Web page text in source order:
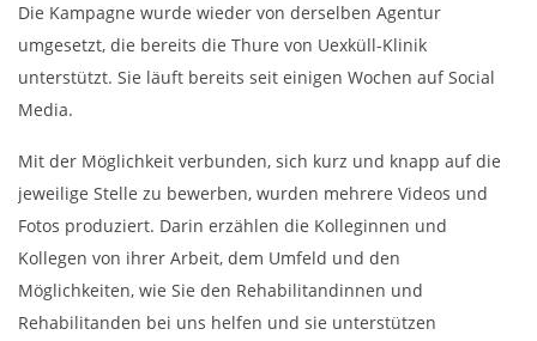
Die Kampagne wurde wieder von derselben Agentur
umgesetzt, die bereits die Thure von Uexküll-Klinik
unterstützt. Sie läuft bereits seit einigen Wochen auf Social
Media.
Mit der Möglichkeit verbunden, sich kurz und knapp auf die
jeweilige Stelle zu bewerben, wurden mehrere Videos und
Fotos produziert. Darin erzählen die Kolleginnen und
Kollegen von ihrer Arbeit, dem Umfeld und den
Möglichkeiten, wie Sie den Rehabilitandinnen und
Rehabilitanden bei uns helfen und sie unterstützen